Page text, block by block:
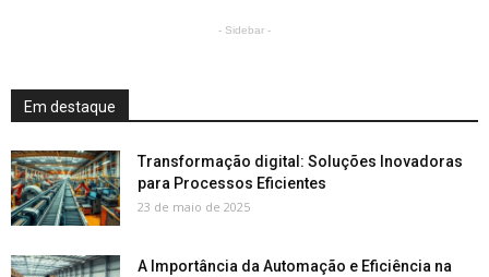
- Sidebar -
Em destaque
Transformação digital: Soluções Inovadoras
para Processos Eficientes
23 de maio de 2025
A Importância da Automação e Eficiência na